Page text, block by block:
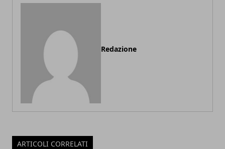
Redazione
ARTICOLI CORRELATI